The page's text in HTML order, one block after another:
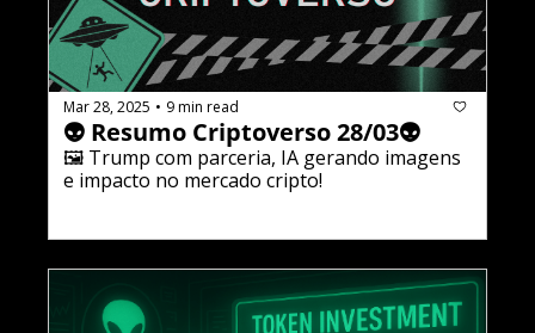
Mar 28, 2025 • 9 min read
🖼️ Trump com parceria, IA gerando imagens
e impacto no mercado cripto!